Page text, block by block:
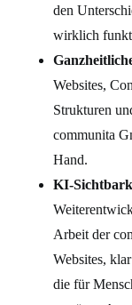
den
wirklich
Websites,
Strukturen
communita
Hand.
KI-
Arbeit der
Websites,
die für